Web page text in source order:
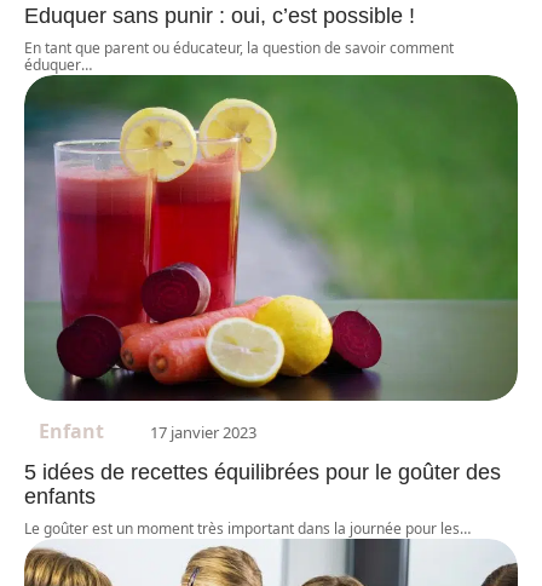
Eduquer sans punir : oui, c’est possible !
En tant que parent ou éducateur, la question de savoir comment
éduquer…
Enfant 17 janvier 2023
5 idées de recettes équilibrées pour le goûter des
enfants
Le goûter est un moment très important dans la journée pour les…